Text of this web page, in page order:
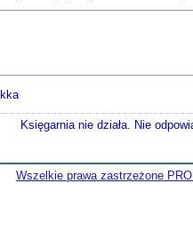
Księgarnia nie działa. Nie
Wszelkie prawa zastrzeżone